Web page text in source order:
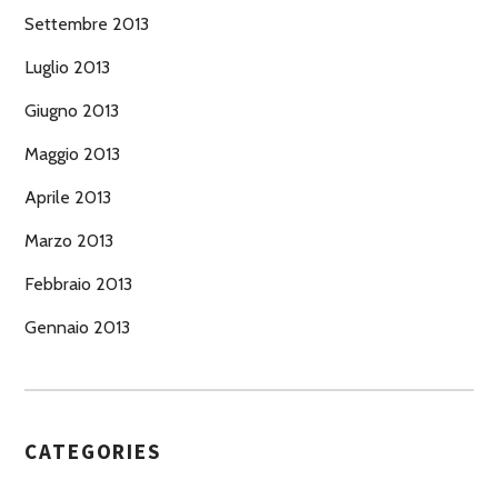
Settembre 2013
Luglio 2013
Giugno 2013
Maggio 2013
Aprile 2013
Marzo 2013
Febbraio 2013
Gennaio 2013
CATEGORIES